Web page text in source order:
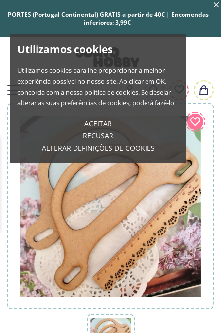
Utilizamos cookies
Utilizamos cookies para lhe proporcionar a melhor
experiência possível no nosso site. Ao clicar em OK,
concorda com a nossa política de cookies. Se desejar
alterar as suas preferências de cookies, poderá fazê-lo
ACEITAR
RECUSAR
ALTERAR DEFINIÇÕES DE COOKIES
PORTES (Portugal Continental) GRÁTIS a partir de 40€ | Encomendas
inferiores: 3,99€